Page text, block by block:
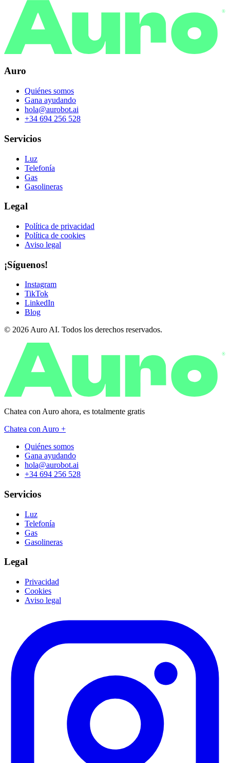
®
Auro
Quiénes somos
Gana ayudando
hola@aurobot.ai
+34 694 256 528
Servicios
Luz
Telefonía
Gas
Gasolineras
Legal
Política de privacidad
Política de cookies
Aviso legal
¡Síguenos!
Instagram
TikTok
LinkedIn
Blog
© 2026 Auro AI. Todos los derechos reservados.
®
Chatea con Auro ahora, es totalmente gratis
Chatea con Auro +
Quiénes somos
Gana ayudando
hola@aurobot.ai
+34 694 256 528
Servicios
Luz
Telefonía
Gas
Gasolineras
Legal
Privacidad
Cookies
Aviso legal